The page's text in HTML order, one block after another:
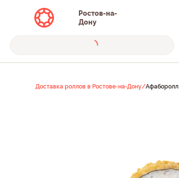
Ростов-на-
Дону
Доставка роллов в Ростове-на-Дону/Афаборолл